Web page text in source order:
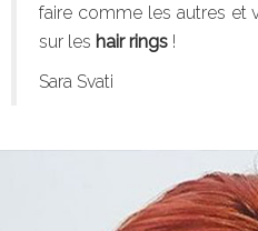
faire comme les autres et
sur les hair rings !
Sara Svati